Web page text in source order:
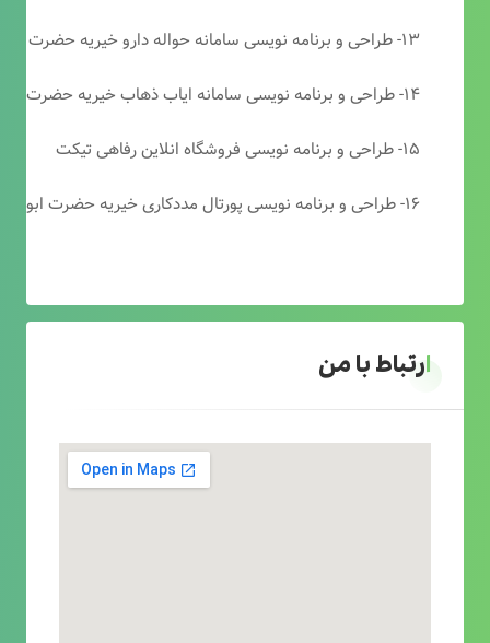
۱۳- طراحی و برنامه نویسی سامانه حواله دارو خیریه حضرت ابوالفضل (ع)
۱۴- طراحی و برنامه نویسی سامانه ایاب ذهاب خیریه حضرت ابوالفضل (ع)
۱۵- طراحی و برنامه نویسی فروشگاه انلاین رفاهی تیکت
۱۶- طراحی و برنامه نویسی پورتال مددکاری خیریه حضرت ابوالفضل (ع)
ارتباط با من